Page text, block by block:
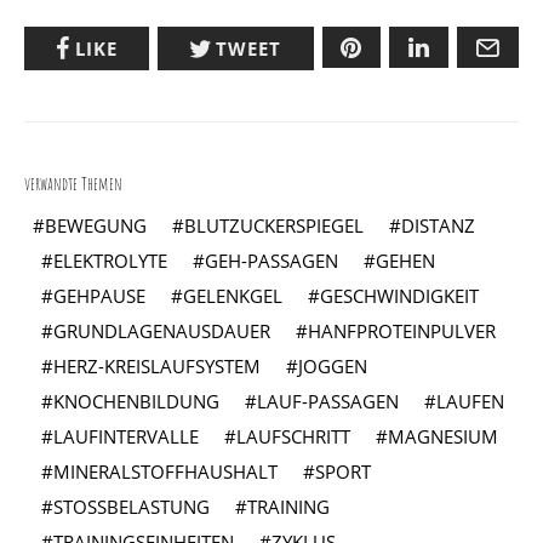
LIKE TWEET
verwandte Themen
BEWEGUNG BLUTZUCKERSPIEGEL
DISTANZ
ELEKTROLYTE
GEH-PASSAGEN
GEHEN
GEHPAUSE
GELENKGEL
GESCHWINDIGKEIT
GRUNDLAGENAUSDAUER
HANFPROTEINPULVER
HERZ-KREISLAUFSYSTEM
JOGGEN
KNOCHENBILDUNG
LAUF-PASSAGEN
LAUFEN
LAUFINTERVALLE
LAUFSCHRITT
MAGNESIUM
MINERALSTOFFHAUSHALT
SPORT
STOSSBELASTUNG
TRAINING